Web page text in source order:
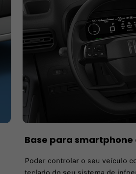
Base para
Poder controlar o seu veículo